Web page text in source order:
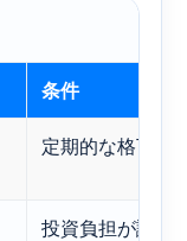
条件
定期的な格下げ
投資負担が議論